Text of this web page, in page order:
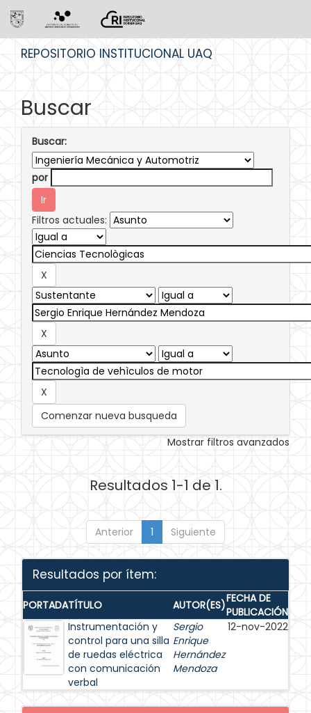
REPOSITORIO INSTITUCIONAL UAQ
Buscar
Buscar:
por
Filtros actuales:
Comenzar nueva busqueda
Mostrar filtros avanzados
Resultados 1-1 de 1.
Anterior 1 Siguiente
Resultados por ítem:
PORTADATÍTULO AUTOR(ES)FECHA DE
PUBLICACIÓN
Instrumentación y
control para una silla
de ruedas eléctrica
con comunicación
verbal
Sergio
Enrique
Hernández
Mendoza
12-nov-2022